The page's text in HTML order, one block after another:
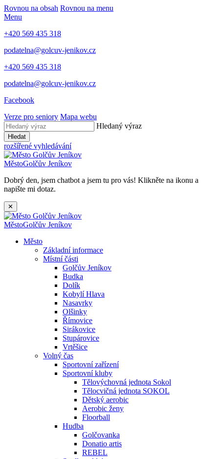
Rovnou na obsah Rovnou na menu
Menu
+420 569 435 318
podatelna@golcuv-jenikov.cz
+420 569 435 318
podatelna@golcuv-jenikov.cz
Facebook
Verze pro seniory Mapa webu
Hledaný výraz
Hledat
rozšířené vyhledávání
MěstoGolčův Jeníkov
Dobrý den, jsem chatbot a jsem tu pro vás! Klikněte na ikonu a
napište mi dotaz.
✕
MěstoGolčův Jeníkov
Město
Základní informace
Místní části
Golčův Jeníkov
Budka
Dolík
Kobylí Hlava
Nasavrky
Olšinky
Římovice
Sirákovice
Stupárovice
Vrtěšice
Volný čas
Sportovní zařízení
Sportovní kluby
Tělovýchovná jednota Sokol
Tělocvičná jednota SOKOL
Dětský aerobic
Aerobic ženy
Floorball
Hudba
Golčovanka
Donatio artis
REBEL